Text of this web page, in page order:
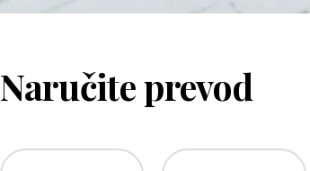
Naručite prevod